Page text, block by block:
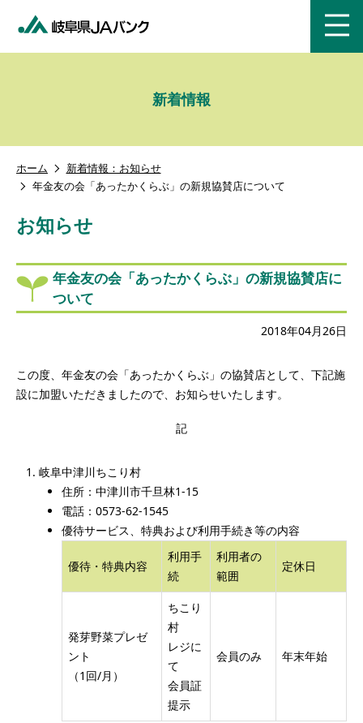
新着情報
ホーム
新着情報：お知らせ
年金友の会「あったかくらぶ」の新規協賛店について
お知らせ
年金友の会「あったかくらぶ」の新規協賛店に
ついて
2018年04月26日
この度、年金友の会「あったかくらぶ」の協賛店として、下記施
設に加盟いただきましたので、お知らせいたします。
記
岐阜中津川ちこり村
住所：中津川市千旦林1-15
電話：0573-62-1545
優待サービス、特典および利用手続き等の内容
優待・特典内容
利用手
続
利用者の
範囲
定休日
発芽野菜プレゼ
ント
（1回/月）
ちこり
村
レジに
て
会員証
提示
会員のみ 年末年始